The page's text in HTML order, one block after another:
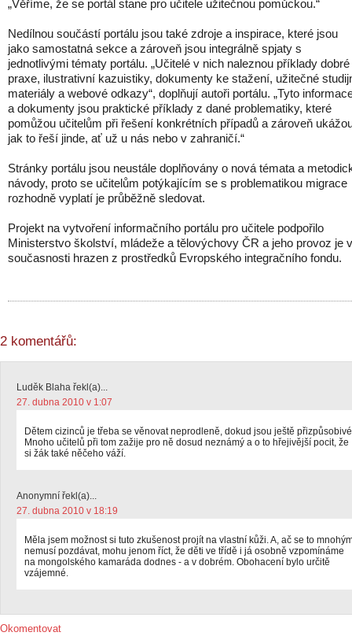
„Věříme, že se portál stane pro učitele užitečnou pomůckou.“
Nedílnou součástí portálu jsou také zdroje a inspirace, které jsou
jako samostatná sekce a zároveň jsou integrálně spjaty s
jednotlivými tématy portálu. „Učitelé v nich naleznou příklady dobré
praxe, ilustrativní kazuistiky, dokumenty ke stažení, užitečné
materiály a webové odkazy“, doplňují autoři portálu. „Tyto
a dokumenty jsou praktické příklady z dané problematiky, které
pomůžou učitelům při řešení konkrétních případů a zároveň
jak to řeší jinde, ať už u nás nebo v zahraničí.“
Stránky portálu jsou neustále doplňovány o nová témata a
návody, proto se učitelům potýkajícím se s problematikou migrace
rozhodně vyplatí je průběžně sledovat.
Projekt na vytvoření informačního portálu pro učitele podpořilo
Ministerstvo školství, mládeže a tělovýchovy ČR a jeho provoz je v
současnosti hrazen z prostředků Evropského integračního fondu.
2 komentářů:
Luděk Blaha řekl(a)...
27. dubna 2010 v 1:07
Dětem cizinců je třeba se věnovat neprodleně, dokud jsou ještě
Mnoho učitelů při tom zažije pro ně dosud neznámý a o to hřejivější pocit, že
si žák také něčeho váží.
Anonymní řekl(a)...
27. dubna 2010 v 18:19
Měla jsem možnost si tuto zkušenost projít na vlastní kůži. A, ač se to
nemusí pozdávat, mohu jenom říct, že děti ve třídě i já osobně vzpomínáme
na mongolského kamaráda dodnes - a v dobrém. Obohacení bylo určitě
vzájemné.
Okomentovat